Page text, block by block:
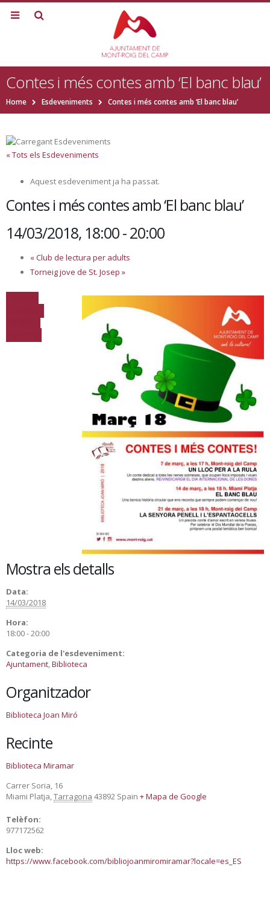
Contes i més contes amb ‘El banc blau’
Home Esdeveniments Contes i més contes amb ‘El banc blau’
« Tots els Esdeveniments
Aquest esdeveniment ja ha passat.
Contes i més contes amb ‘El banc blau’
14/03/2018, 18:00-20:00
«Club de lectura per adults
Torneig jove de St. Josep »
Mostra els detalls
Data:
14/03/2018
Hora:
18:00 - 20:00
Categoria de l'esdeveniment:
Ajuntament,Biblioteca
Organitzador
Biblioteca Joan Miró
Recinte
Biblioteca Miramar
Carrer Soria, 16
Miami Platja,Tarragona 43892 Spain + Mapa de Google
Telèfon:
977172562
Lloc web:
https://www.facebook.com/bibliojoanmiromiramar?locale=es_ES